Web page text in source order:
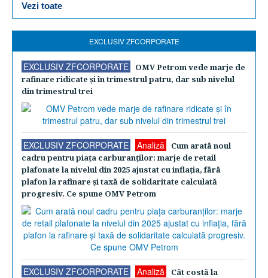
Vezi toate
EXCLUSIV ZFCORPORATE
EXCLUSIV ZFCORPORATE
OMV Petrom vede marje de
rafinare ridicate şi în trimestrul patru, dar sub nivelul
din trimestrul trei
EXCLUSIV ZFCORPORATE Analiză
Cum arată noul
cadru pentru piaţa carburanţilor: marje de retail
plafonate la nivelul din 2025 ajustat cu inflaţia, fără
plafon la rafinare şi taxă de solidaritate calculată
progresiv. Ce spune OMV Petrom
EXCLUSIV ZFCORPORATE Analiză
Cât costă la